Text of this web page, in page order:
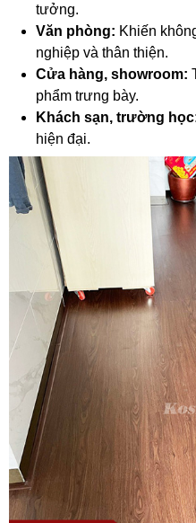
tưởng.
Văn phòng: Khiến
nghiệp và thân thiện.
Cửa hàng, showroom:
phẩm trưng bày.
Khách sạn, trường
hiện đại.